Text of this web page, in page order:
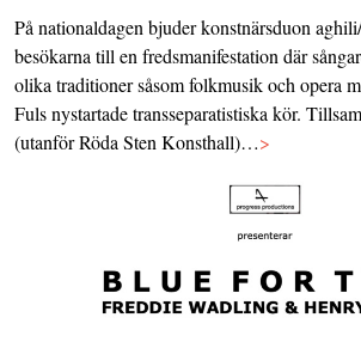
På nationaldagen bjuder konstnärsduon
besökarna till en fredsmanifestation där
olika traditioner såsom folkmusik och opera
Fuls nystartade transseparatistiska kör.
(utanför Röda Sten Konsthall)…>